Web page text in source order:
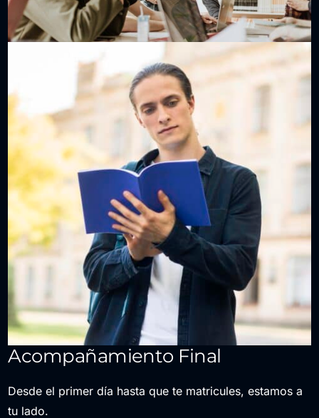
Acompañamiento Final
Desde el primer día hasta que te matricules, estamos a
tu lado.